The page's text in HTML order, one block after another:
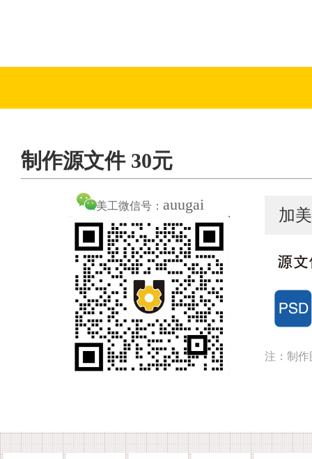
制作源文件 30元
美工微信号： auugai
加
注：制作